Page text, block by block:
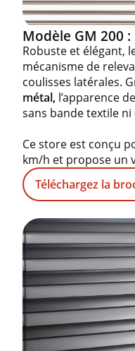
Modèle GM 200
Robuste et élégant,
mécanisme de
coulisses latérales.
métal, l’apparence
sans bande textile
Ce store est conçu
km/h et propose un
Téléchargez la